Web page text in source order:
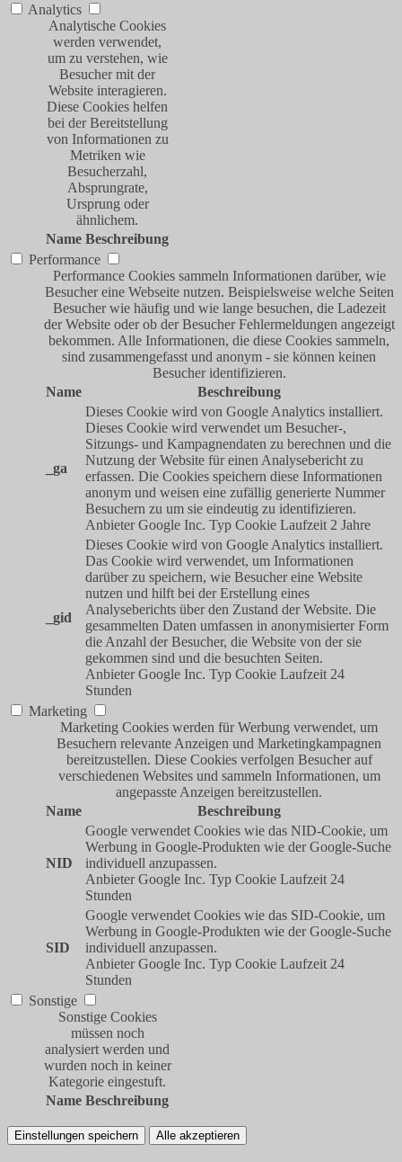
Analytics
Analytische Cookies
werden verwendet,
um zu verstehen, wie
Besucher mit der
Website interagieren.
Diese Cookies helfen
bei der Bereitstellung
von Informationen zu
Metriken wie
Besucherzahl,
Absprungrate,
Ursprung oder
ähnlichem.
Name Beschreibung
Performance
Performance Cookies sammeln Informationen darüber, wie
Besucher eine Webseite nutzen. Beispielsweise welche Seiten
Besucher wie häufig und wie lange besuchen, die Ladezeit
der Website oder ob der Besucher Fehlermeldungen angezeigt
bekommen. Alle Informationen, die diese Cookies sammeln,
sind zusammengefasst und anonym - sie können keinen
Besucher identifizieren.
Name
Beschreibung
_ga
Dieses Cookie wird von Google Analytics installiert.
Dieses Cookie wird verwendet um Besucher-,
Sitzungs- und Kampagnendaten zu berechnen und die
Nutzung der Website für einen Analysebericht zu
erfassen. Die Cookies speichern diese Informationen
anonym und weisen eine zufällig generierte Nummer
Besuchern zu um sie eindeutig zu identifizieren.
Anbieter Google Inc. Typ Cookie Laufzeit 2 Jahre
_gid
Dieses Cookie wird von Google Analytics installiert.
Das Cookie wird verwendet, um Informationen
darüber zu speichern, wie Besucher eine Website
nutzen und hilft bei der Erstellung eines
Analyseberichts über den Zustand der Website. Die
gesammelten Daten umfassen in anonymisierter Form
die Anzahl der Besucher, die Website von der sie
gekommen sind und die besuchten Seiten.
Anbieter Google Inc. Typ Cookie Laufzeit 24
Stunden
Marketing
Marketing Cookies werden für Werbung verwendet, um
Besuchern relevante Anzeigen und Marketingkampagnen
bereitzustellen. Diese Cookies verfolgen Besucher auf
verschiedenen Websites und sammeln Informationen, um
angepasste Anzeigen bereitzustellen.
Name
Beschreibung
NID
Google verwendet Cookies wie das NID-Cookie, um
Werbung in Google-Produkten wie der Google-Suche
individuell anzupassen.
Anbieter Google Inc. Typ Cookie Laufzeit 24
Stunden
SID
Google verwendet Cookies wie das SID-Cookie, um
Werbung in Google-Produkten wie der Google-Suche
individuell anzupassen.
Anbieter Google Inc. Typ Cookie Laufzeit 24
Stunden
Sonstige
Sonstige Cookies
müssen noch
analysiert werden und
wurden noch in keiner
Kategorie eingestuft.
Name Beschreibung
Einstellungen speichern Alle akzeptieren